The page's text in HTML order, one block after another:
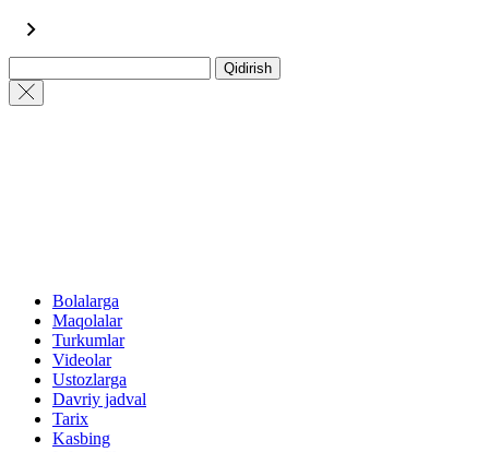
Qidirish
Bolalarga
Maqolalar
Turkumlar
Videolar
Ustozlarga
Davriy jadval
Tarix
Kasbing